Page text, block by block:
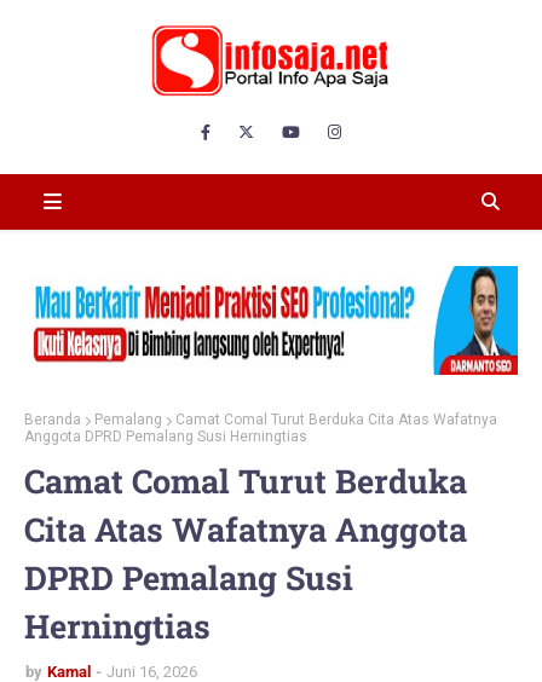
Beranda Pemalang
Camat Comal Turut Berduka Cita Atas Wafatnya
Anggota DPRD Pemalang Susi Herningtias
Camat Comal Turut Berduka
Cita Atas Wafatnya Anggota
DPRD Pemalang Susi
Herningtias
by Kamal Juni 16, 2026